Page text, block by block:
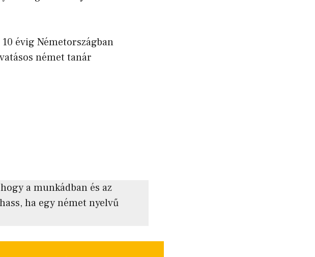
évig Németországban
német tanár
a munkádban és az
ha egy német nyelvű